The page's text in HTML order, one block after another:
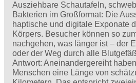
Ausziehbare Schautafeln,
Bakterien im Großformat: Die
haptische und digitale Exponate
Körpers. Besucher können so
nachgehen, was länger ist – der
oder der Weg durch alle
Antwort: Aneinandergereiht
Menschen eine Länge von